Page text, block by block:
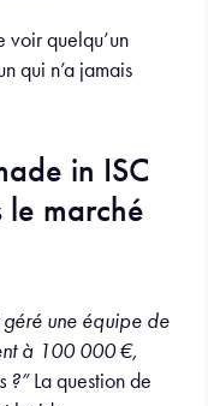
voir quelqu’un
qui n’a jamais
in ISC
le marché
une équipe de
à 100 000 €,
?”La question de